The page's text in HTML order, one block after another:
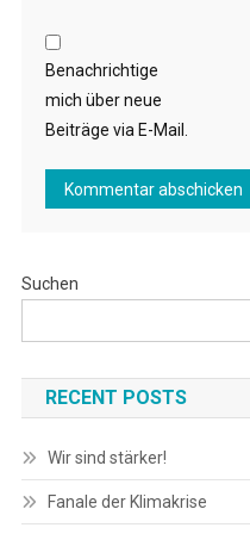
Benachrichtige
mich über neue
Beiträge via E-Mail.
Suchen
RECENT POSTS
Wir sind stärker!
Fanale der Klimakrise